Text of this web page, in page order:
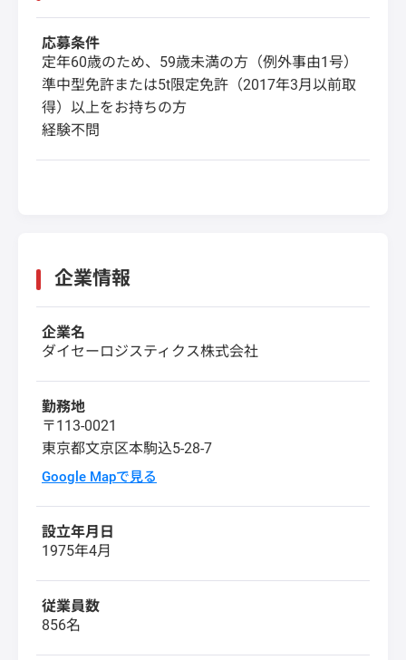
応募条件
定年60歳のため、59歳未満の方（例外事由1号）
準中型免許または5t限定免許（2017年3月以前取
得）以上をお持ちの方
経験不問
企業情報
企業名
ダイセーロジスティクス株式会社
勤務地
〒113-0021
東京都文京区本駒込5-28-7
Google Mapで見る
設立年月日
1975年4月
従業員数
856名